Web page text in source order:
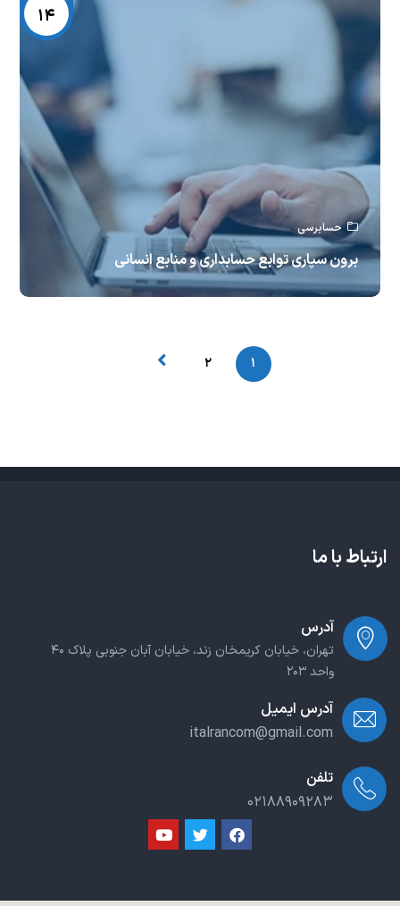
۱۴
حسابرسی
برون سپاری توابع حسابداری و منابع انسانی
۱ ۲
ارتباط با ما
آدرس
تهران، خیابان کریمخان زند، خیابان آبان جنوبی پلاک ۴۰
واحد ۲۰۳
آدرس ایمیل
italrancom@gmail.com
تلفن
۰۲۱۸۸۹۰۹۲۸۳